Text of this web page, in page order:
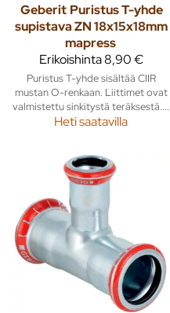
Geberit Puristus T-yhde
supistava ZN 18x15x18mm
mapress
Erikoishinta8,90 €
Puristus T-yhde sisältää CIIR
mustan O-renkaan. Liittimet ovat
valmistettu sinkitystä teräksestä....
Heti saatavilla